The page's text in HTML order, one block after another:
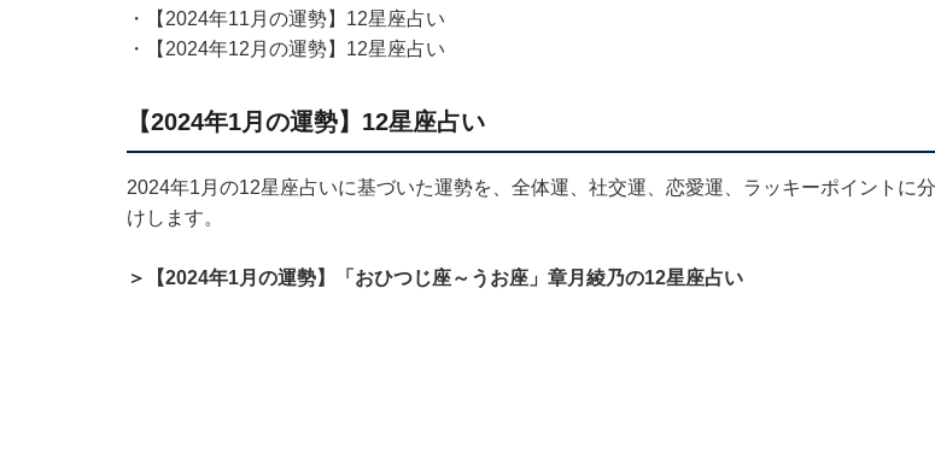
・
【2024年11月の運勢】12星座占い
・
【2024年12月の運勢】12星座占い
【2024年1月の運勢】12星座占い
2024年1月の12星座占いに基づいた運勢を、全体運、社交運、恋愛運、ラッキーポイントに
けします。
＞【2024年1月の運勢】「おひつじ座～うお座」章月綾乃の12星座占い